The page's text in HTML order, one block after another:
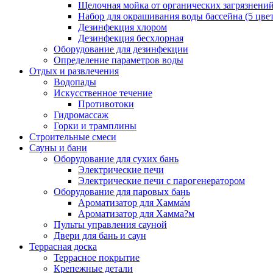
Щелочная мойка от органических загрязнений
Набор для окрашивания воды бассейна (5
Дезинфекция хлором
Дезинфекция бесхлорная
Оборудование для дезинфекции
Определение параметров воды
Отдых и развлечения
Водопады
Искусственное течение
Противотоки
Гидромассаж
Горки и трамплины
Строительные смеси
Сауны и бани
Оборудование для сухих бань
Электрические печи
Электрические печи с парогенератором
Оборудование для паровых бань
Ароматизатор для Хамма́м
Ароматизатор для Хамма?м
Пульты управления сауной
Двери для бань и саун
Террасная доска
Террасное покрытие
Крепежные детали